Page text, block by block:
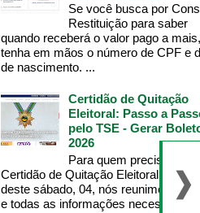
Se você busca por
Restituição para saber
quando receberá o valor pago a mais,
tenha em mãos o número de CPF e
de nascimento. ...
Certidão de Quitação
Eleitoral: Passo a
pelo TSE - Gerar
2026
Para quem precisa da
Certidão de Quitação Eleitoral , na
deste sábado, 04, nós reunimos os
e todas as informações necessárias